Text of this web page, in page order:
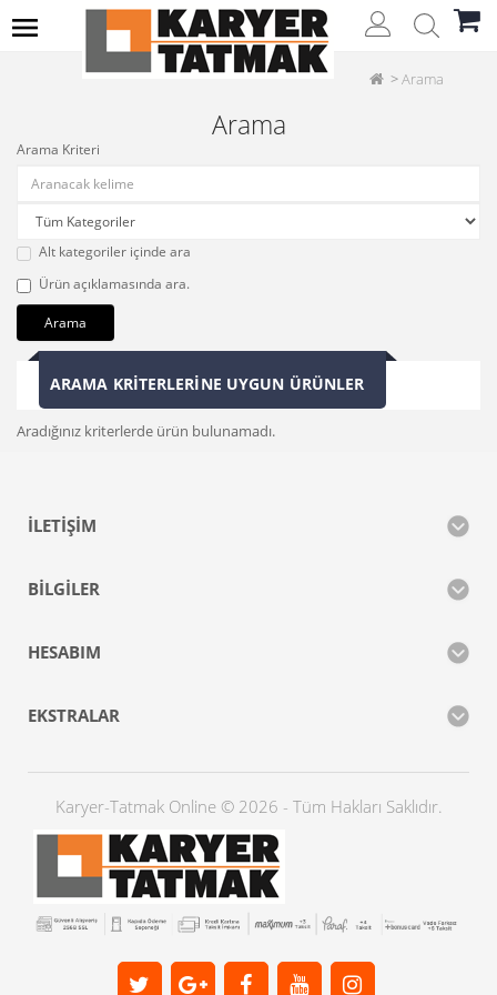
Arama
Arama
Arama Kriteri
Alt kategoriler içinde ara
Ürün açıklamasında ara.
ARAMA KRITERLERINE UYGUN ÜRÜNLER
Aradığınız kriterlerde ürün bulunamadı.
İLETIŞIM
BILGILER
HESABIM
EKSTRALAR
Karyer-Tatmak Online © 2026 - Tüm Hakları Saklıdır.